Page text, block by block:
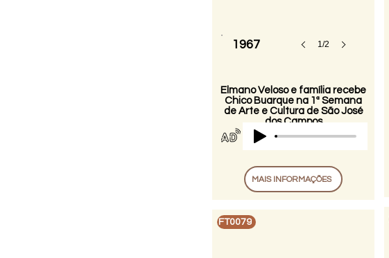
1967 1/2
Elmano Veloso e família recebe
Chico Buarque na 1ª Semana
de Arte e Cultura de São José
dos Campos
MAIS INFORMAÇÕES
FT0079